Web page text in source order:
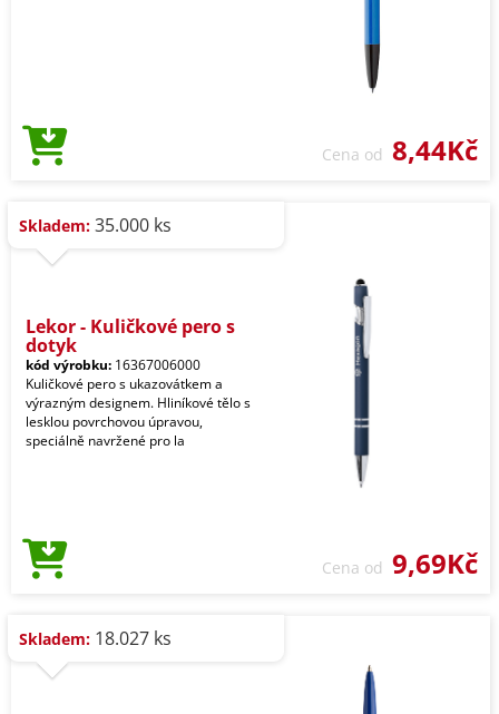
Cena od 8,44Kč
Skladem: 35.000 ks
Lekor - Kuličkové pero s
dotyk
kód výrobku: 16367006000
Kuličkové pero s ukazovátkem a
výrazným designem. Hliníkové tělo s
lesklou povrchovou úpravou,
speciálně navržené pro la
Cena od 9,69Kč
Skladem: 18.027 ks